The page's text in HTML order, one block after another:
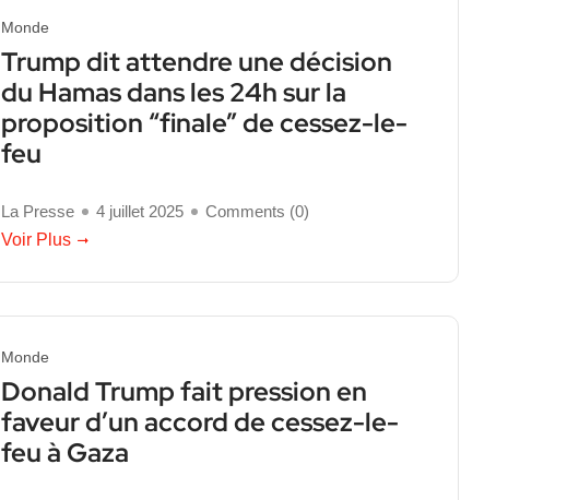
Monde
Trump dit attendre une décision
du Hamas dans les 24h sur la
proposition “finale” de cessez-le-
feu
La Presse 4 juillet 2025 Comments (0)
Voir Plus
Monde
Donald Trump fait pression en
faveur d’un accord de cessez-le-
feu à Gaza